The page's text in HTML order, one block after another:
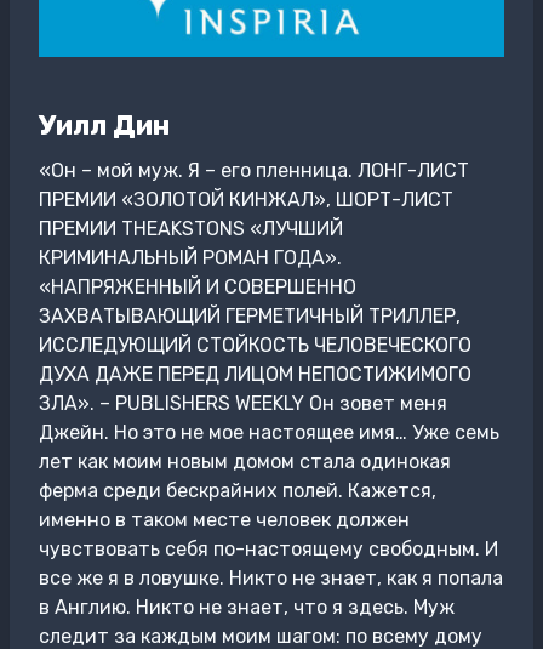
Уилл Дин
«Он – мой муж. Я – его пленница. ЛОНГ-ЛИСТ
ПРЕМИИ «ЗОЛОТОЙ КИНЖАЛ», ШОРТ-ЛИСТ
ПРЕМИИ THEAKSTONS «ЛУЧШИЙ
КРИМИНАЛЬНЫЙ РОМАН ГОДА».
«НАПРЯЖЕННЫЙ И СОВЕРШЕННО
ЗАХВАТЫВАЮЩИЙ ГЕРМЕТИЧНЫЙ ТРИЛЛЕР,
ИССЛЕДУЮЩИЙ СТОЙКОСТЬ ЧЕЛОВЕЧЕСКОГО
ДУХА ДАЖЕ ПЕРЕД ЛИЦОМ НЕПОСТИЖИМОГО
ЗЛА». – PUBLISHERS WEEKLY Он зовет меня
Джейн. Но это не мое настоящее имя… Уже семь
лет как моим новым домом стала одинокая
ферма среди бескрайних полей. Кажется,
именно в таком месте человек должен
чувствовать себя по-настоящему свободным. И
все же я в ловушке. Никто не знает, как я попала
в Англию. Никто не знает, что я здесь. Муж
следит за каждым моим шагом: по всему дому